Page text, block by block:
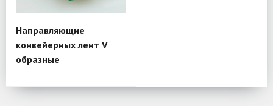
Направляющие
конвейерных лент V
образные